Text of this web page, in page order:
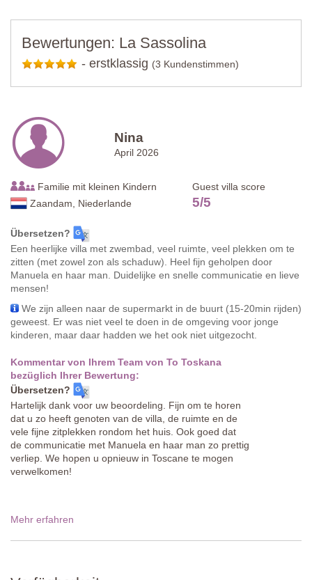
Bewertungen: La Sassolina
- erstklassig (3 Kundenstimmen)
Nina
April 2026
Familie mit kleinen Kindern
Zaandam, Niederlande
Guest villa score
5/5
Übersetzen?
Een heerlijke villa met zwembad, veel ruimte, veel plekken om te
zitten (met zowel zon als schaduw). Heel fijn geholpen door
Manuela en haar man. Duidelijke en snelle communicatie en lieve
mensen!
We zijn alleen naar de supermarkt in de buurt (15-20min rijden)
geweest. Er was niet veel te doen in de omgeving voor jonge
kinderen, maar daar hadden we het ook niet uitgezocht.
Kommentar von Ihrem Team von To Toskana
bezüglich Ihrer Bewertung:
Übersetzen?
Hartelijk dank voor uw beoordeling. Fijn om te horen
dat u zo heeft genoten van de villa, de ruimte en de
vele fijne zitplekken rondom het huis. Ook goed dat
de communicatie met Manuela en haar man zo prettig
verliep. We hopen u opnieuw in Toscane te mogen
verwelkomen!
Mehr erfahren